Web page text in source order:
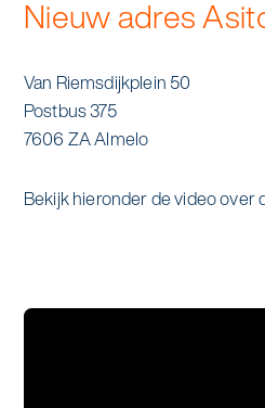
Nieuw adres
Van Riemsdijkplein 50
Postbus 375
7606 ZA Almelo
Bekijk hieronder de video over